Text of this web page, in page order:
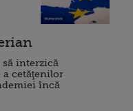
să interzică
cetăţenilor
încă